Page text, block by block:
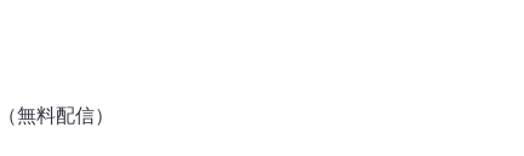
無料配信）